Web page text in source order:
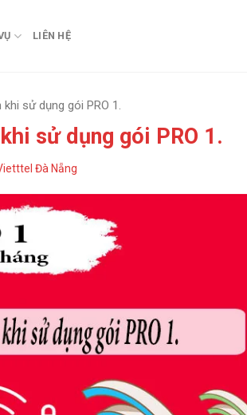
LIÊN HỆ
sử dụng gói PRO 1.
sử dụng gói PRO 1.
Đà Nẵng